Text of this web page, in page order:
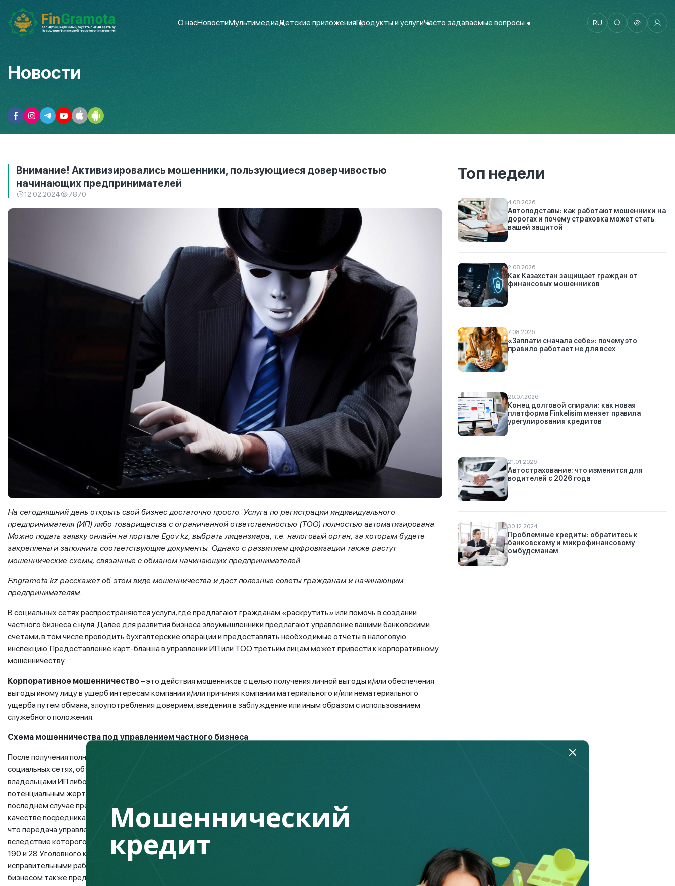
О насНовостиМультимедиаДетские приложенияПродукты и услугиЧасто задаваемые вопросы RU
Новости
Внимание! Активизировались мошенники, пользующиеся доверчивостью
начинающих предпринимателей
12.02.2024 7870
На сегодняшний день открыть свой бизнес достаточно просто. Услуга по регистрации индивидуального
предпринимателя (ИП) либо товарищества с ограниченной ответственностью (ТОО) полностью автоматизирована.
Можно подать заявку онлайн на портале Egov.kz, выбрать лицензиара, т.е. налоговый орган, за которым будете
закреплены и заполнить соответствующие документы. Однако с развитием цифровизации также растут
мошеннические схемы, связанные с обманом начинающих предпринимателей.
Fingramota.kz расскажет об этом виде мошенничества и даст полезные советы гражданам и начинающим
предпринимателям.
В социальных сетях распространяются услуги, где предлагают гражданам «раскрутить» или помочь в создании
частного бизнеса с нуля. Далее для развития бизнеса злоумышленники предлагают управление вашими банковскими
счетами, в том числе проводить бухгалтерские операции и предоставлять необходимые отчеты в налоговую
инспекцию. Предоставление карт-бланша в управлении ИП или ТОО третьим лицам может привести к корпоративному
мошенничеству.
Корпоративное мошенничество– это действия мошенников с целью получения личной выгоды и/или обеспечения
выгоды иному лицу в ущерб интересам компании и/или причиния компании материального и/или нематериального
ущерба путем обмана, злоупотребления доверием, введения в заблуждение или иным образом с использованием
служебного положения.
Схема мошенничества под управлением частного бизнеса
После получения полного управления бизнесом мошенники создают фейковые интернет-магазины, страницы в
социальных сетях, объявления на маркетплейсах, где якобы реализуют различные товары и услуги представляясь
владельцами ИП либо ТОО. После чего договариваются о сделке и выставляют удаленные счета на оплату
потенциальным жертвам, что не вызывает каких-либо сомнений у граждан при переводе денежных средств. В
последнем случае предприниматель не всегда понимает, что его вовлекли в преступную схему, использовали в
качестве посредника, поскольку аферисты умело замаскировали свои действия под «действующий бизнес». Учитывая,
что передача управления ИП, ТОО и банковских счетов посторонним лицам, набирает массовый характер
вследствие которого наносится крупный материальный ущерб гражданам. Вышеуказанные действия, согласно статьям
190 и 28 Уголовного кодекса Республики Казахстан классифицируются, как мошенничество и наказываются штрафом,
исправительными работами либо лишением свободы. Необходимо отметить, что обратившимся за услугой управления
бизнесом также предусмотрена ответственность, в случае оказания содействия правонарушителям.
Топ недели
4.08.2026
Автоподставы: как работают мошенники на
дорогах и почему страховка может стать
вашей защитой
2.08.2026
Как Казахстан защищает граждан от
финансовых мошенников
7.08.2026
«Заплати сначала себе»: почему это
правило работает не для всех
26.07.2026
Конец долговой спирали: как новая
платформа Finkelisim меняет правила
урегулирования кредитов
21.01.2026
Автострахование: что изменится для
водителей с 2026 года
30.12.2024
Проблемные кредиты: обратитесь к
банковскому и микрофинансовому
омбудсманам
Мошеннический
кредит